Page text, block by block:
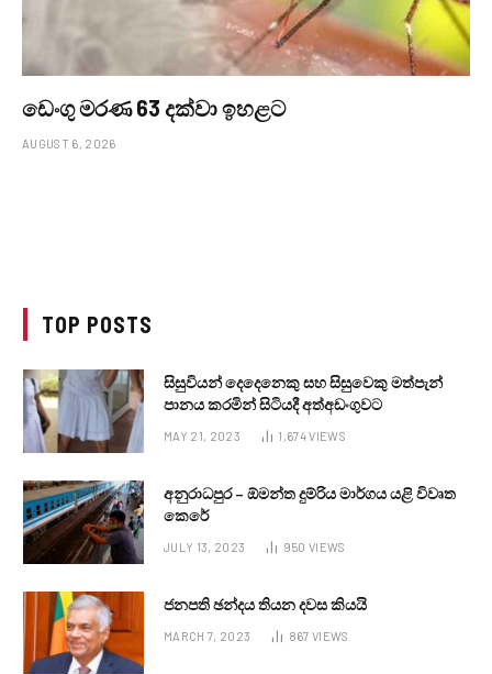
ඩෙංගු මරණ 63 දක්වා ඉහළට
AUGUST 6, 2026
TOP POSTS
සිසුවියන් දෙදෙනෙකු සහ සිසුවෙකු මත්පැන්
පානය කරමින් සිටියදී අත්අඩංගුවට
MAY 21, 2023 1,674VIEWS
අනුරාධපුර – ඕමන්ත දුම්රිය මාර්ගය යළි විවෘත
කෙරේ
JULY 13, 2023 950 VIEWS
ජනපති ඡන්දය තියන දවස කියයි
MARCH 7, 2023 867 VIEWS